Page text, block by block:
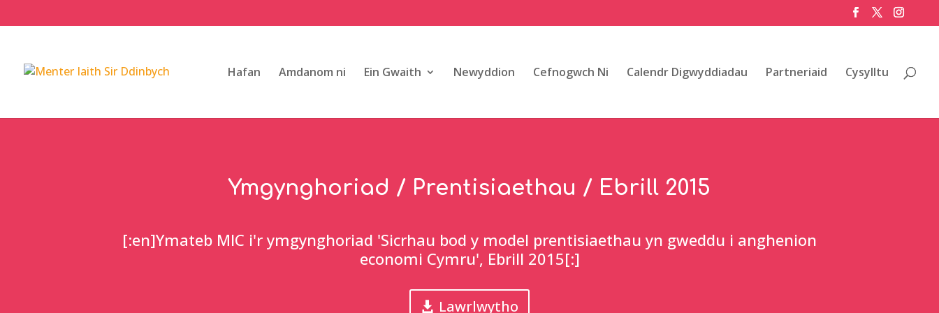
Hafan Amdanom ni Ein Gwaith Newyddion Cefnogwch Ni Calendr Digwyddiadau Partneriaid Cysylltu
Ymgynghoriad / Prentisiaethau / Ebrill 2015
[:en]Ymateb MIC i'r ymgynghoriad 'Sicrhau bod y model prentisiaethau yn gweddu i anghenion
economi Cymru', Ebrill 2015[:]
Lawrlwytho